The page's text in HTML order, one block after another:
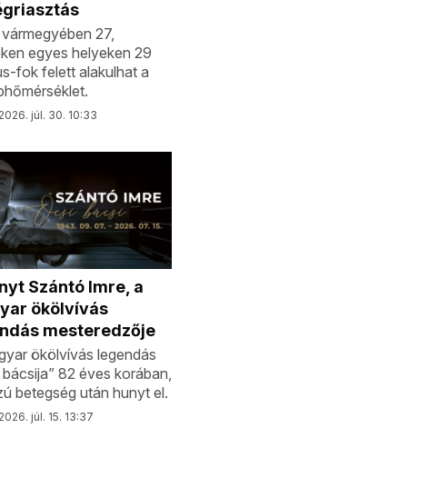
27,
egyes helyeken 29
fok felett alakulhat a
júl. 30. 10:33
Szántó Imre, a
ökölvívás
mesteredzője
ökölvívás legendás
bácsija” 82 éves korában,
betegség után hunyt el.
júl. 15. 13:37